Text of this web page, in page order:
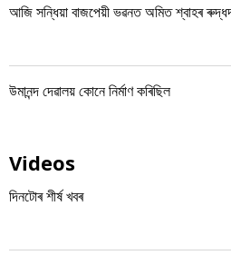
আজি সন্ধিয়া বাজপেয়ী ভৱনত অমিত শ্বাহৰ
উমানন্দ দেৱালয় কোনে নিৰ্মাণ কৰিছিল
Videos
দিনটোৰ শীৰ্ষ খবৰ